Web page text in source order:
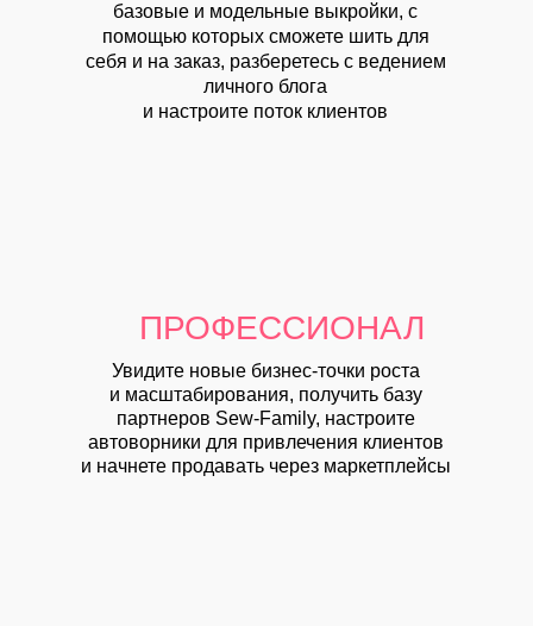
Увидите новые бизнес-точки роста
и масштабирования, получить базу
партнеров Sew-Family, настроите
автоворники для привлечения клиентов
и начнете продавать через маркетплейсы
ПРОФЕССИОНАЛ
базовые и модельные выкройки, с
помощью которых сможете шить для
себя и на заказ, разберетесь с ведением
личного блога
и настроите поток клиентов